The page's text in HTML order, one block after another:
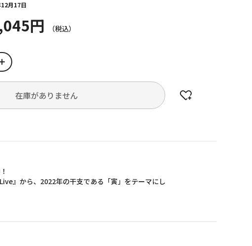
円
月17日
在庫がありません
』から、2022年の干支である「寅」をテーマにし